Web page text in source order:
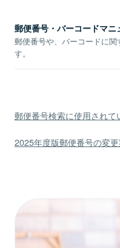
郵便番号・バーコードマニ
郵便番号や、バーコードに
す。
郵便番号検索に使用されて
2025年度版郵便番号の変